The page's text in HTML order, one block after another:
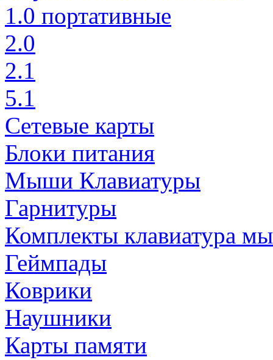
1.0 портативные
2.0
2.1
5.1
Сетевые карты
Блоки питания
Мыши Клавиатуры
Гарнитуры
Комплекты клавиатура
Геймпады
Коврики
Наушники
Карты памяти